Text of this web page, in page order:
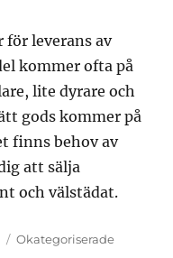
för leverans av
kommer ofta på
lite dyrare och
gods kommer på
finns behov av
att sälja
och välstädat.
Kategorier
Okategoriserade